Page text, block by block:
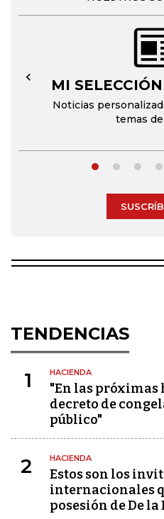
MI
Noticias
temas
←
TENDENCIAS
1 HACIENDA
"En las
decreto de
público"
2 HACIENDA
Estos son los
internacionales
posesión de De